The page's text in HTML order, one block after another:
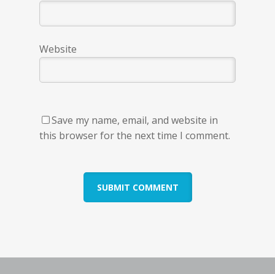
Website
Save my name, email, and website in
this browser for the next time I comment.